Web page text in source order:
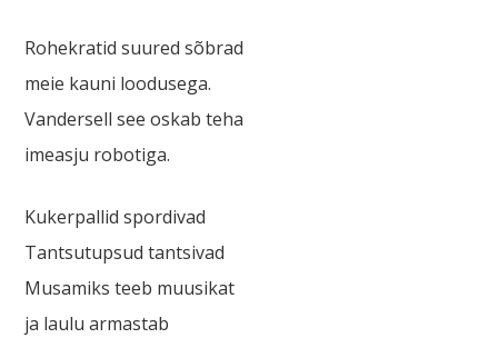
Rohekratid suured sõbrad
meie kauni loodusega.
Vandersell see oskab teha
imeasju robotiga.
Kukerpallid spordivad
Tantsutupsud tantsivad
Musamiks teeb muusikat
ja laulu armastab